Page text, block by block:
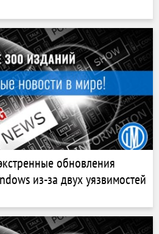
обновления
из-за двух уязвимостей